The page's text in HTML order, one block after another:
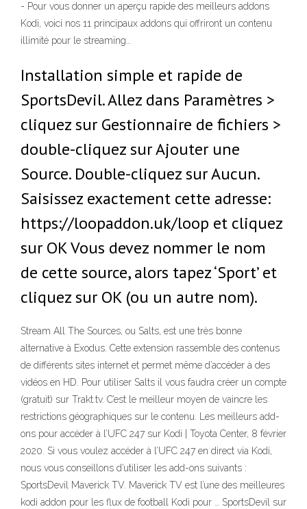
- Pour vous donner un aperçu rapide des meilleurs addons
Kodi, voici nos 11 principaux addons qui offriront un contenu
illimité pour le streaming…
Installation simple et rapide de
SportsDevil. Allez dans Paramètres >
cliquez sur Gestionnaire de fichiers >
double-cliquez sur Ajouter une
Source. Double-cliquez sur Aucun.
Saisissez exactement cette adresse:
https://loopaddon.uk/loop et cliquez
sur OK Vous devez nommer le nom
de cette source, alors tapez ‘Sport’ et
cliquez sur OK (ou un autre nom).
Stream All The Sources, ou Salts, est une très bonne
alternative à Exodus. Cette extension rassemble des contenus
de différents sites internet et permet même d’accéder à des
vidéos en HD. Pour utiliser Salts il vous faudra créer un compte
(gratuit) sur Trakt.tv. C’est le meilleur moyen de vaincre les
restrictions géographiques sur le contenu. Les meilleurs add-
ons pour accéder à l’UFC 247 sur Kodi | Toyota Center, 8 février
2020. Si vous voulez accéder à l’UFC 247 en direct via Kodi,
nous vous conseillons d’utiliser les add-ons suivants :
SportsDevil Maverick TV. Maverick TV est l’une des meilleures
kodi addon pour les flux de football Kodi pour … SportsDevil sur